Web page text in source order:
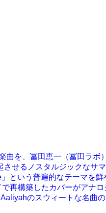
を、冨田恵一（冨田ラボ
せるノスタルジックなサ
という普遍的なテーマを
再構築したカバーがアナロ
のスウィートな名曲